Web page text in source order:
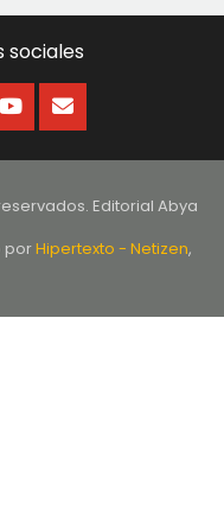
sociales
Editorial Abya
porHipertexto - Netizen,